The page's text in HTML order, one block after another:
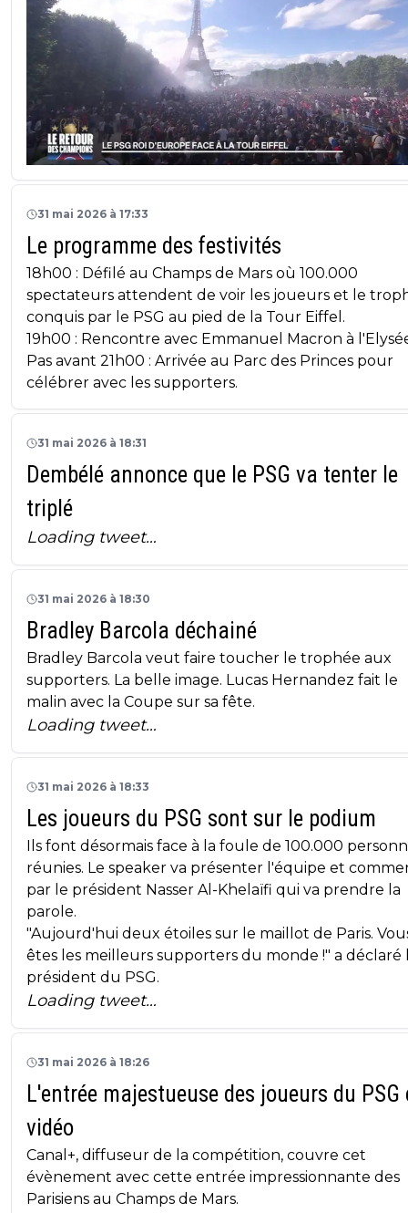
31 mai 2026 à 17:33
Le programme des festivités
18h00 : Défilé au Champs de Mars où 100.000
spectateurs attendent de voir les joueurs et le
conquis par le PSG au pied de la Tour Eiffel.
19h00 : Rencontre avec Emmanuel Macron à
Pas avant 21h00 : Arrivée au Parc des Princes pour
célébrer avec les supporters.
31 mai 2026 à 18:31
Dembélé annonce que le PSG va tenter le
triplé
Loading tweet…
31 mai 2026 à 18:30
Bradley Barcola déchainé
Bradley Barcola veut faire toucher le trophée aux
supporters. La belle image. Lucas Hernandez fait le
malin avec la Coupe sur sa fête.
Loading tweet…
31 mai 2026 à 18:33
Les joueurs du PSG sont sur le podium
Ils font désormais face à la foule de 100.000
réunies. Le speaker va présenter l'équipe et
par le président Nasser Al-Khelaïfi qui va prendre la
parole.
"Aujourd'hui deux étoiles sur le maillot de Paris.
êtes les meilleurs supporters du monde !" a déclaré
président du PSG.
Loading tweet…
31 mai 2026 à 18:26
L'entrée majestueuse des joueurs du PSG
vidéo
Canal+, diffuseur de la compétition, couvre cet
évènement avec cette entrée impressionnante des
Parisiens au Champs de Mars.